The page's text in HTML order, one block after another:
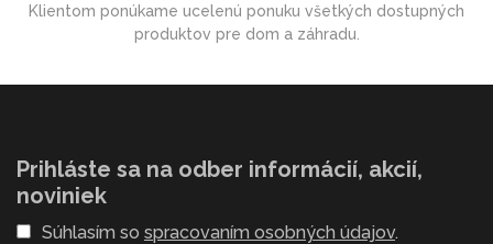
Klientom ponúkame ucelenú ponuku všetkých dostupných
produktov pre dom a záhradu.
Prihláste sa na odber informácií, akcií,
noviniek
Súhlasím so spracovaním osobných údajov.